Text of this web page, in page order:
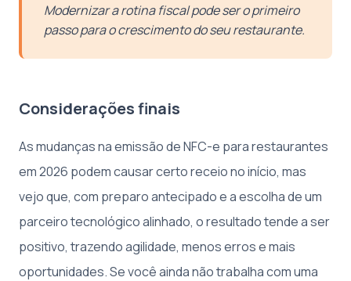
Modernizar a rotina fiscal pode ser o primeiro
passo para o crescimento do seu restaurante.
Considerações finais
As mudanças na emissão de NFC-e para restaurantes
em 2026 podem causar certo receio no início, mas
vejo que, com preparo antecipado e a escolha de um
parceiro tecnológico alinhado, o resultado tende a ser
positivo, trazendo agilidade, menos erros e mais
oportunidades. Se você ainda não trabalha com uma